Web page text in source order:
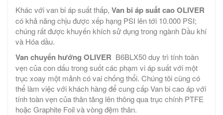
Khác với van bi áp suất thấp, Van bi áp suất caoOLIVER
có khả năng chịu được xếp hạng PSI lên tới 10.000 PSI;
chúng rất được khuyến khích sử dụng trong ngành Dầu khí
và Hóa dầu.
Van chuyển hướng OLIVER B6BLX50 duy trì tính toàn
vẹn của con dấu trong suốt các phạm vi áp suất với một
trục xoay một mảnh có vai chống thổi. Chúng tôi cũng có
thể làm việc với khách hàng để cung cấp Van bi cao áp với
tính toàn vẹn của thân tăng lên thông qua trục chính PTFE
hoặc Graphite Foil và vòng đệm thân.